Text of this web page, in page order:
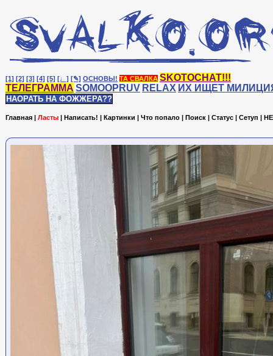
[1] [2] [3] [4] [5] [♩] [✎] ОСНОВЫ! ТА СВАЛКА SKOTOCHAT!!!
ТЕЛЕГРАММА SOMOOPRUV RELAX ИХ ИЩЕТ
НАОРАТЬ НА ФОЖЖЕРА??
Главная | Ласты | Написать! | Картинки | Что попало | Поиск | Статус | Сетуп |